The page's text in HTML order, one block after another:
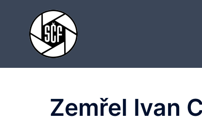
Zemřel Ivan